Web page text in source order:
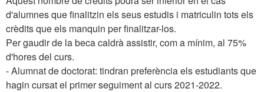
d'alumnes que finalitzin els seus estudis i matriculin tots els
crèdits que els manquin per finalitzar-los.
Per gaudir de la beca caldrà assistir, com a mínim, al 75%
d'hores del curs.
- Alumnat de doctorat: tindran preferència els estudiants que
hagin cursat el primer seguiment al curs 2021-2022.